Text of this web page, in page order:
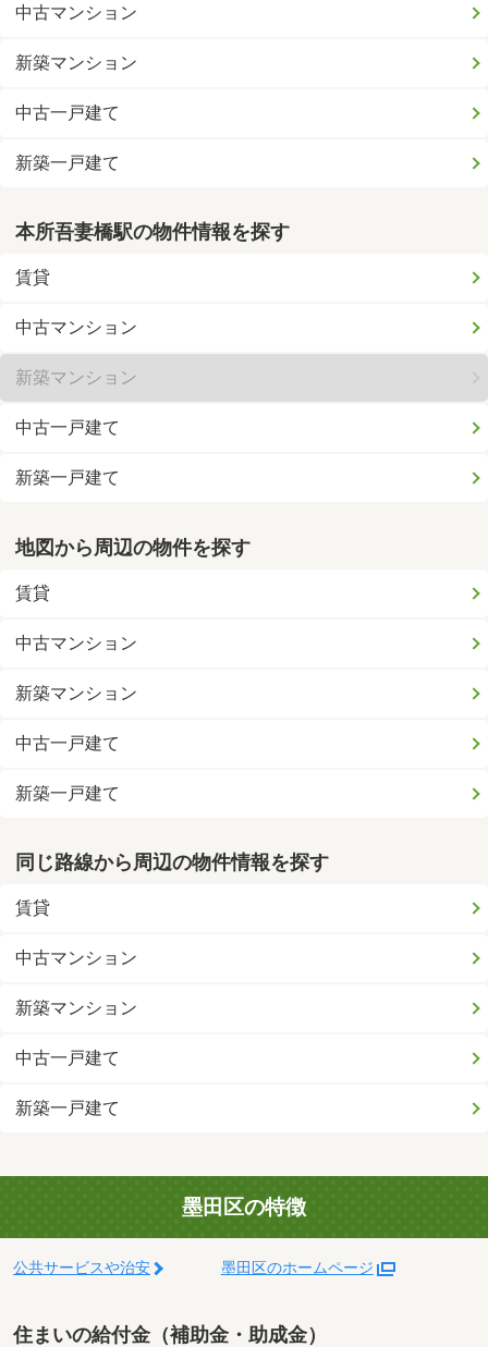
中古マンション
新築マンション
中古一戸建て
新築一戸建て
本所吾妻橋駅の物件情報を探す
賃貸
中古マンション
新築マンション
中古一戸建て
新築一戸建て
地図から周辺の物件を探す
賃貸
中古マンション
新築マンション
中古一戸建て
新築一戸建て
同じ路線から周辺の物件情報を探す
賃貸
中古マンション
新築マンション
中古一戸建て
新築一戸建て
墨田区の特徴
公共サービスや治安 墨田区のホームページ
住まいの給付金（補助金・助成金）